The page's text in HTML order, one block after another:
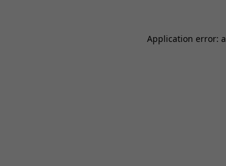
Application error: a